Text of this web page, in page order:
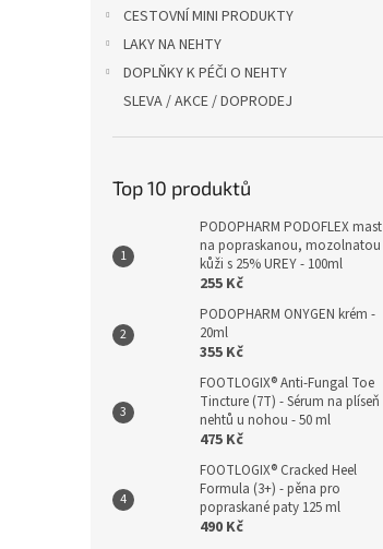
CESTOVNÍ MINI PRODUKTY
LAKY NA NEHTY
DOPLŇKY K PÉČI O NEHTY
SLEVA / AKCE / DOPRODEJ
Top 10 produktů
PODOPHARM PODOFLEX mast
na popraskanou, mozolnatou
kůži s 25% UREY - 100ml
255 Kč
PODOPHARM ONYGEN krém -
20ml
355 Kč
FOOTLOGIX® Anti-Fungal Toe
Tincture (7T) - Sérum na plíseň
nehtů u nohou - 50 ml
475 Kč
FOOTLOGIX® Cracked Heel
Formula (3+) - pěna pro
popraskané paty 125 ml
490 Kč